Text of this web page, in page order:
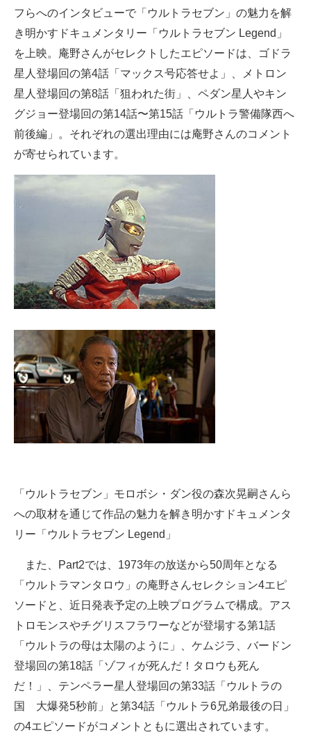
フらへのインタビューで「ウルトラセブン」の魅力を解
き明かすドキュメンタリー「ウルトラセブン Legend」
を上映。庵野さんがセレクトしたエピソードは、ゴドラ
星人登場回の第4話「マックス号応答せよ」、メトロン
星人登場回の第8話「狙われた街」、ペダン星人やキン
グジョー登場回の第14話〜第15話「ウルトラ警備隊西へ
前後編」。それぞれの選出理由には庵野さんのコメント
が寄せられています。
「ウルトラセブン」モロボシ・ダン役の森次晃嗣さんら
への取材を通じて作品の魅力を解き明かすドキュメンタ
リー「ウルトラセブン Legend」
また、Part2では、1973年の放送から50周年となる
「ウルトラマンタロウ」の庵野さんセレクション4エピ
ソードと、近日発表予定の上映プログラムで構成。アス
トロモンスやチグリスフラワーなどが登場する第1話
「ウルトラの母は太陽のように」、ケムジラ、バードン
登場回の第18話「ゾフィが死んだ！タロウも死ん
だ！」、テンペラー星人登場回の第33話「ウルトラの
国 大爆発5秒前」と第34話「ウルトラ6兄弟最後の日」
の4エピソードがコメントともに選出されています。